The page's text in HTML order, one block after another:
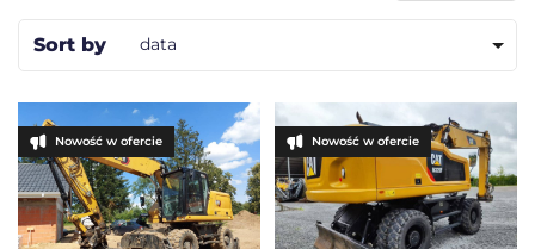
Sort by data
Nowość w ofercie Nowość w ofercie